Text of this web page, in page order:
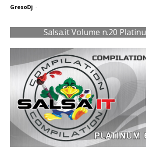
GresoDj -
Salsa.it Volume n.20